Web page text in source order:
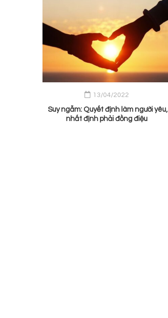
13/04/2022
Suy ngẫm: Quyết định làm người yêu,
nhất định phải đồng điệu